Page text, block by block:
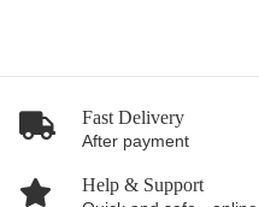
Fast Delivery
After payment
Help & Support